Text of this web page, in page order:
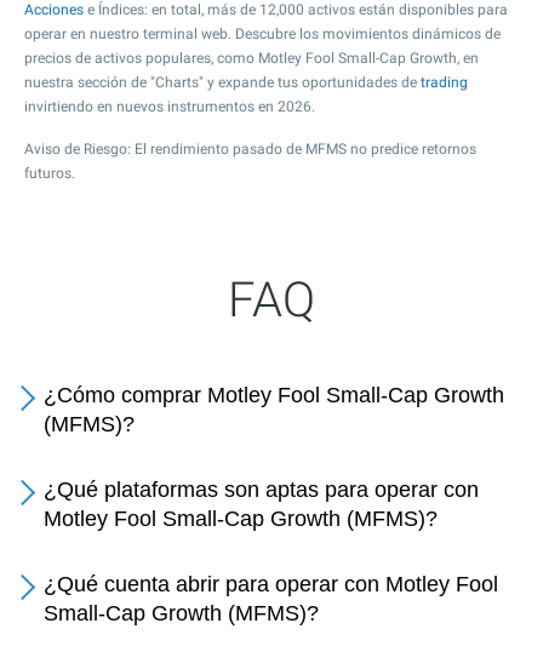
Acciones e Índices: en total, más de 12,000 activos están disponibles para
operar en nuestro terminal web. Descubre los movimientos dinámicos de
precios de activos populares, como Motley Fool Small-Cap Growth, en
nuestra sección de "Charts" y expande tus oportunidades de trading
invirtiendo en nuevos instrumentos en 2026.
Aviso de Riesgo: El rendimiento pasado de MFMS no predice retornos
futuros.
FAQ
¿Cómo comprar Motley Fool Small-Cap Growth
(MFMS)?
¿Qué plataformas son aptas para operar con
Motley Fool Small-Cap Growth (MFMS)?
¿Qué cuenta abrir para operar con Motley Fool
Small-Cap Growth (MFMS)?